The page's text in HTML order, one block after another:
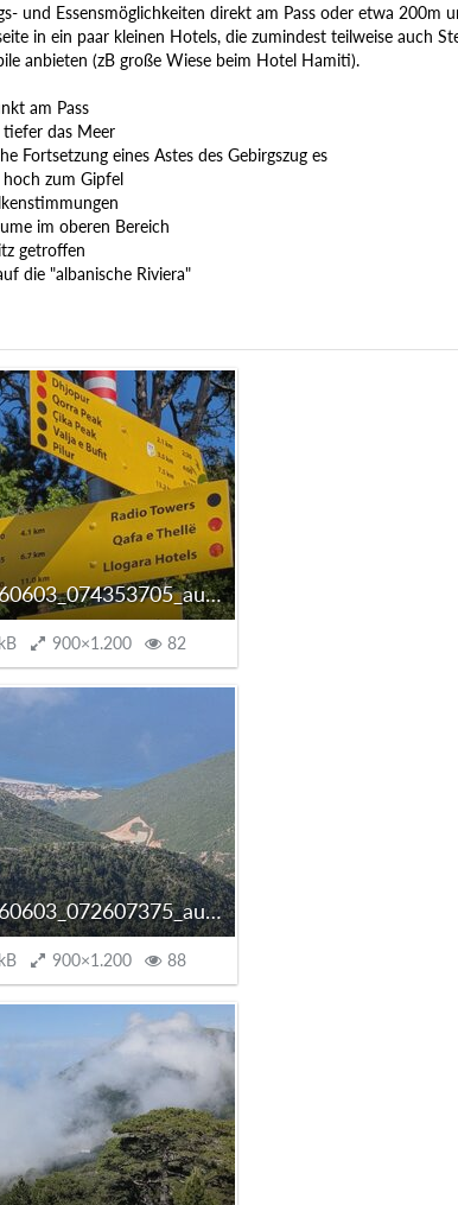
und Essensmöglichkeiten direkt am Pass oder etwa 200m
in ein paar kleinen Hotels, die zumindest teilweise auch
anbieten (zB große Wiese beim Hotel Hamiti).
am Pass
das Meer
Fortsetzung eines Astes des Gebirgszug es
hoch zum Gipfel
im oberen Bereich
getroffen
die "albanische Riviera"
PXL_20260603_074353705_autoscaled.jpg
900×1.200 82
PXL_20260603_072607375_autoscaled.jpg
900×1.200 88